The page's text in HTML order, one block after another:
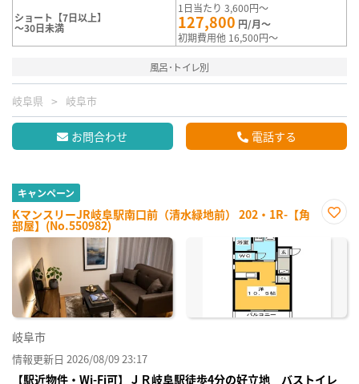
ショート【7日以上】
～30日未満
1日当たり 3,600円～
127,800 円/月～
初期費用他 16,500円～
風呂･トイレ別
岐阜県 岐阜市
お問合わせ 電話する
キャンペーン
KマンスリーJR岐阜駅南口前（清水緑地前） 202・1R-【角
部屋】(No.550982)
に入
岐阜市
情報更新日 2026/08/09 23:17
【駅近物件・Wi-Fi可】ＪＲ岐阜駅徒歩4分の好立地 バストイレ